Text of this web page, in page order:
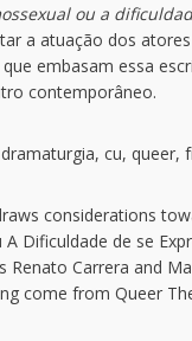
ou a
a atuação dos
embasam essa
contemporâneo.
cu, queer,
considerations
Dificuldade de se
Carrera and
come from Queer